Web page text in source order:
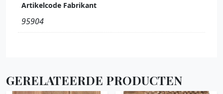
Artikelcode Fabrikant
95904
GERELATEERDE PRODUCTEN